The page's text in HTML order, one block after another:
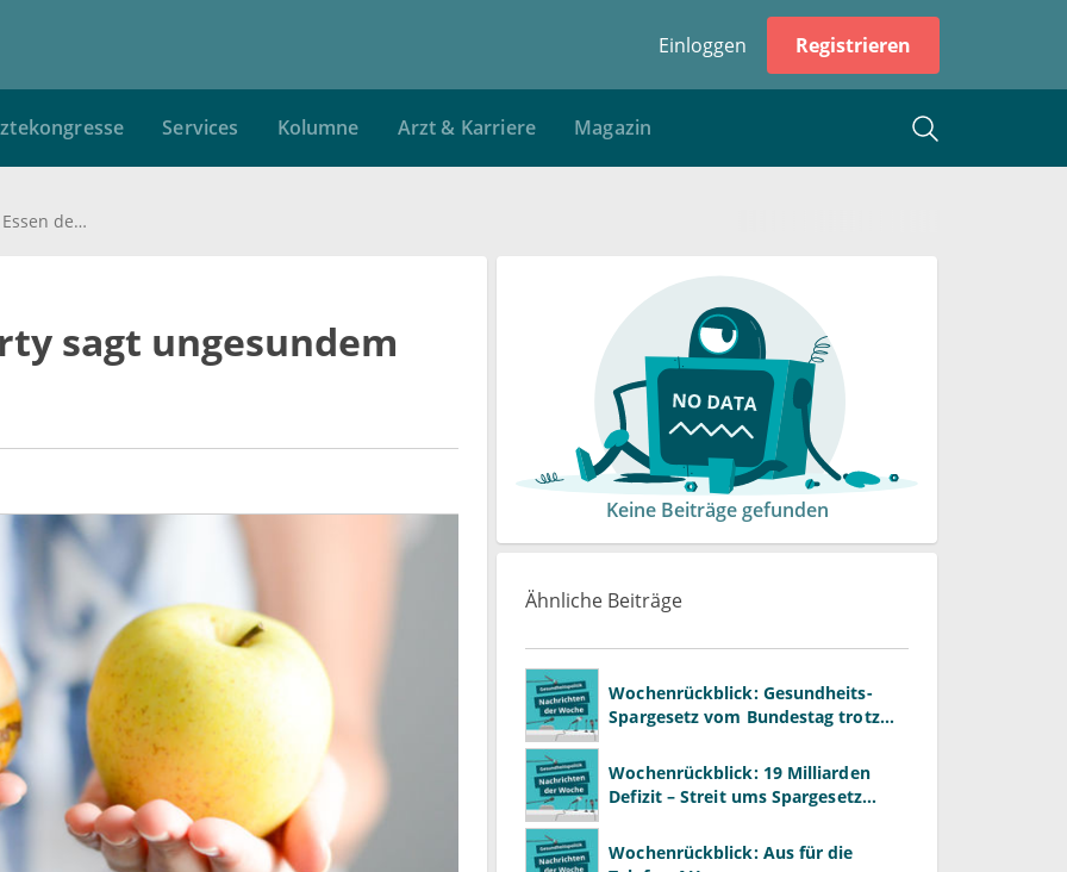
Einloggen Registrieren
Services Kolumne Arzt & Karriere Magazin
Britische Labour-Party sagt ungesundem Essen den Kampf an
sagt ungesundem
Keine Beiträge gefunden
Ähnliche Beiträge
Wochenrückblick: Gesundheits-
Spargesetz vom Bundestag trotz
Wochenrückblick: 19 Milliarden
Defizit – Streit ums Spargesetz
Wochenrückblick: Aus für die